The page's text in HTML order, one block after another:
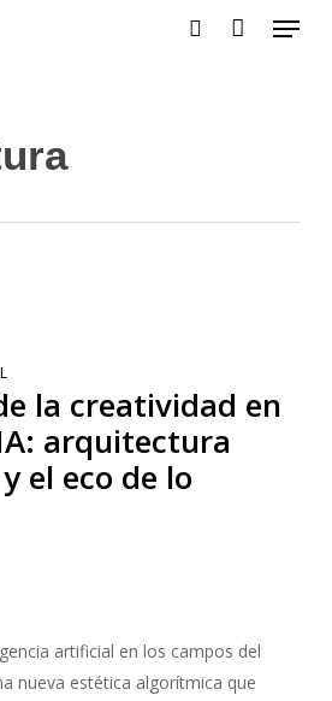
Menu
la creatividad en
arquitectura
el eco de lo
artificial en los campos del
nueva estética algorítmica que